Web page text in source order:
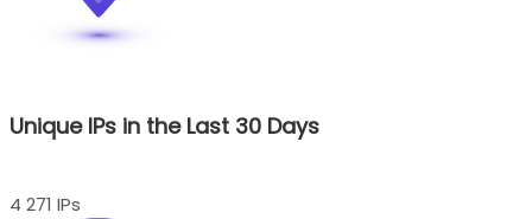
Unique IPs in the Last 30 Days
4 271 IPs